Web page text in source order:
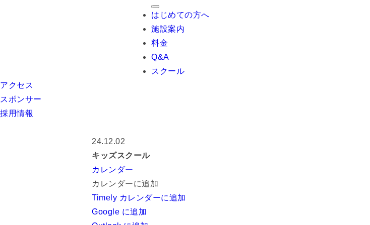
toggle
navigation
はじめての方へ
施設案内
料金
Q&A
スクール
アクセス
スポンサー
採用情報
24.12.02
キッズスクール
カレンダー
カレンダーに追加
Timely カレンダーに追加
Google に追加